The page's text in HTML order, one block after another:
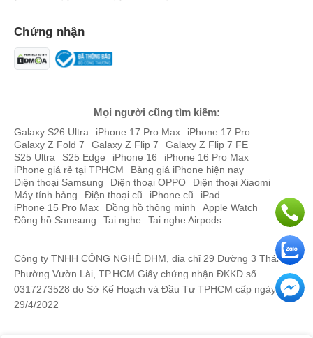
Chứng nhận
Mọi người cũng tìm kiếm:
Galaxy S26 Ultra iPhone 17 Pro Max
iPhone 17 Pro
Galaxy Z Fold 7
Galaxy Z Flip 7
Galaxy Z Flip 7 FE
S25 Ultra
S25 Edge iPhone 16
iPhone 16 Pro Max
iPhone giá rẻ tại TPHCM
Bảng giá iPhone hiện nay
Điện thoại Samsung
Điện thoại OPPO
Điện thoại Xiaomi
Máy tính bảng
Điện thoại cũ iPhone cũ
iPad
iPhone 15 Pro Max
Đồng hồ thông minh
Apple Watch
Đồng hồ Samsung
Tai nghe Tai nghe Airpods
Công ty TNHH CÔNG NGHỆ DHM, địa chỉ 29 Đường 3 Tháng 2,
Phường Vườn Lài, TP.HCM Giấy chứng nhận ĐKKD số
0317273528 do Sở Kế Hoạch và Đầu Tư TPHCM cấp ngày
29/4/2022